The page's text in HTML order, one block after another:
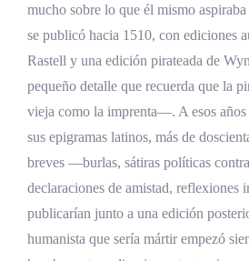
mucho sobre lo que él mismo aspiraba
se publicó hacia 1510, con ediciones
Rastell y una edición pirateada de
pequeño detalle que recuerda que la
vieja como la imprenta—. A esos años
sus epigramas latinos, más de
breves —burlas, sátiras políticas
declaraciones de amistad, reflexiones
publicarían junto a una edición
humanista que sería mártir empezó